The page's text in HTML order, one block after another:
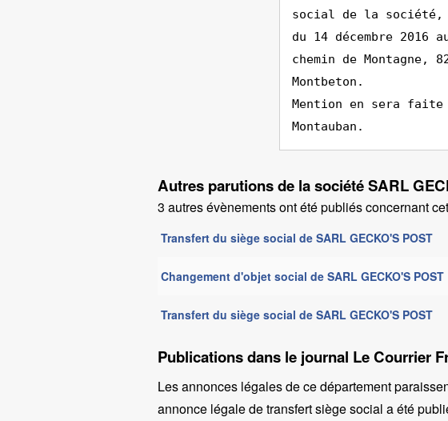
social de la société,
du 14 décembre 2016
chemin de Montagne,
Montbeton.
Mention en sera faite
Montauban.
Autres parutions de la société SARL
3 autres évènements ont été publiés concernant
Transfert du siège social de SARL GECKO'S POST
Changement d'objet social de SARL GECKO'S POST
Transfert du siège social de SARL GECKO'S POST
Publications dans le journal Le Courrier
Les annonces légales de ce département
annonce légale de transfert siège social a été